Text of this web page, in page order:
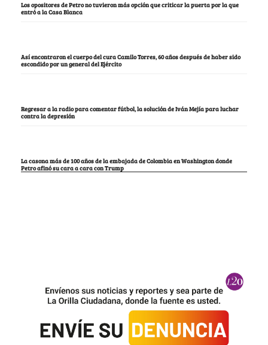
Los opositores de Petro no tuvieron más opción que criticar la puerta por la que
entró a la Casa Blanca
Así encontraron el cuerpo del cura Camilo Torres, 60 años después de haber sido
escondido por un general del Ejército
Regresar a la radio para comentar fútbol, la solución de Iván Mejía para luchar
contra la depresión
La casona más de 100 años de la embajada de Colombia en Washington donde
Petro afinó su cara a cara con Trump